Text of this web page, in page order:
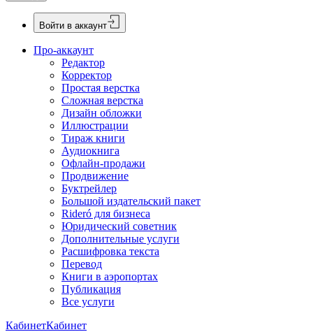
Войти в аккаунт
Про-аккаунт
Редактор
Корректор
Простая верстка
Сложная верстка
Дизайн обложки
Иллюстрации
Тираж книги
Аудиокнига
Офлайн-продажи
Продвижение
Буктрейлер
Большой издательский пакет
Rideró для бизнеса
Юридический советник
Дополнительные услуги
Расшифровка текста
Перевод
Книги в аэропортах
Публикация
Все услуги
КабинетКабинет